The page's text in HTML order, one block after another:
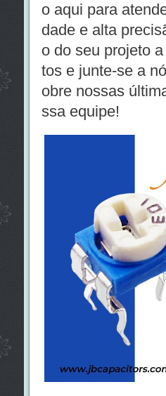
o aqui para
dade e alta
o do seu projeto
tose junte-se a
obre nossas
ssa equipe!